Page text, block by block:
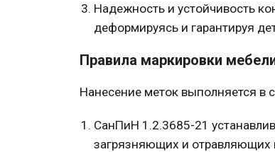
Надежность и устойчивость
деформируясь и гарантируя
Правила маркировки
Нанесение меток выполняется в
СанПиН 1.2.3685-21
загрязняющих и отравляющих